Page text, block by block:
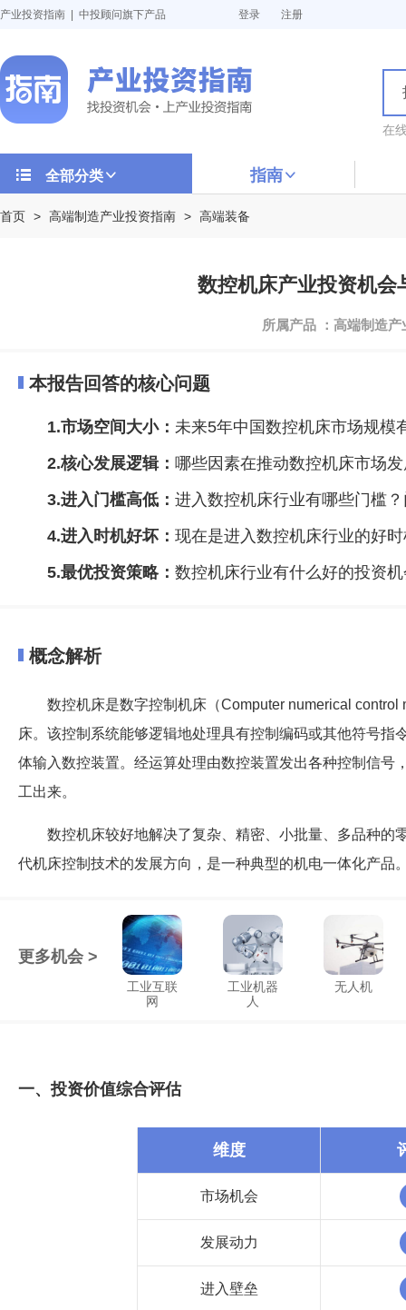
产业投资指南 | 中投顾问旗下产品 登录 注册
在
全部分类 指南
首页 > 高端制造产业投资指南 > 高端装备
数控机床产业投资机会
所属产品 ：高端制造
本报告回答的核心问题
1.市场空间大小： 未来5年中国数控机床市场规模
2.核心发展逻辑： 哪些因素在推动数控机床市场
3.进入门槛高低： 进入数控机床行业有哪些门槛
4.进入时机好坏： 现在是进入数控机床行业的好
5.最优投资策略： 数控机床行业有什么好的投资
概念解析
数控机床是数字控制机床（Computer numerical
床。该控制系统能够逻辑地处理具有控制编码或其他符号
体输入数控装置。经运算处理由数控装置发出各种控制信
工出来。
数控机床较好地解决了复杂、精密、小批量、多品种的
代机床控制技术的发展方向，是一种典型的机电一体化产品
更多机会 >
工业互联
网
工业机器
人
无人机
一、投资价值综合评估
维度
市场机会
发展动力
进入壁垒